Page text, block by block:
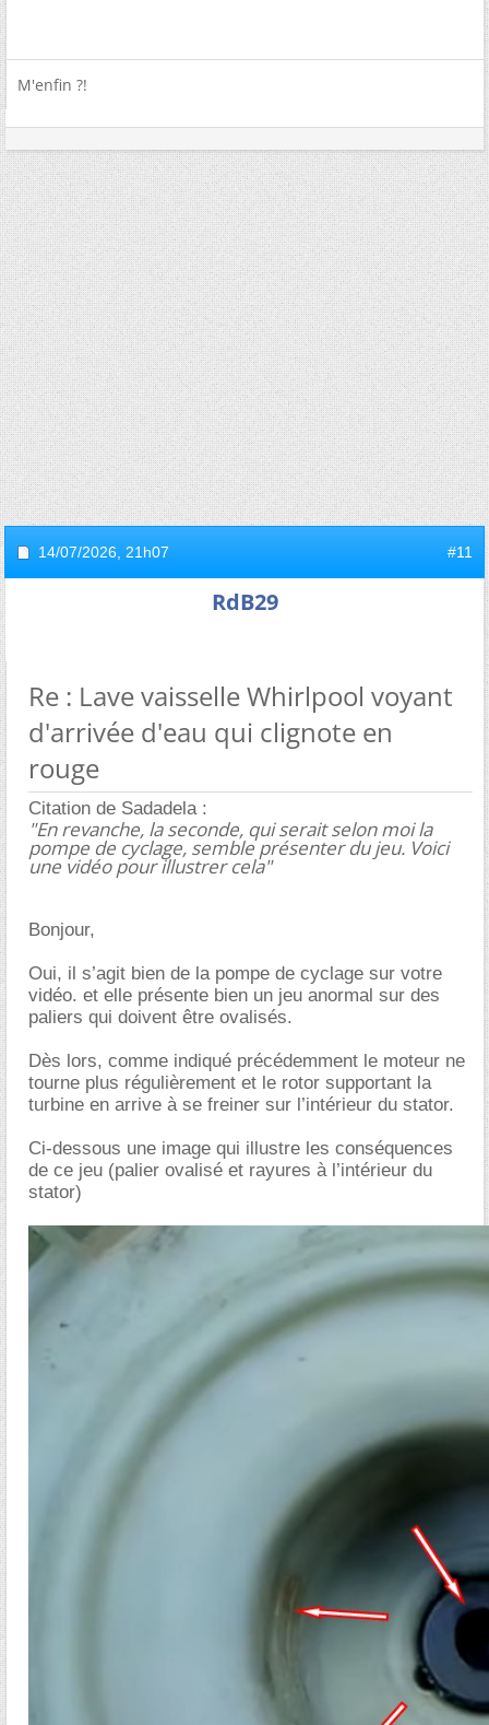
M'enfin ?!
14/07/2026, 21h07 #11
RdB29
Re : Lave vaisselle Whirlpool voyant
d'arrivée d'eau qui clignote en
rouge
Citation de Sadadela :
"En revanche, la seconde, qui serait selon moi la
pompe de cyclage, semble présenter du jeu. Voici
une vidéo pour illustrer cela"
Bonjour,
Oui, il s’agit bien de la pompe de cyclage sur votre
vidéo. et elle présente bien un jeu anormal sur des
paliers qui doivent être ovalisés.
Dès lors, comme indiqué précédemment le moteur ne
tourne plus régulièrement et le rotor supportant la
turbine en arrive à se freiner sur l’intérieur du stator.
Ci-dessous une image qui illustre les conséquences
de ce jeu (palier ovalisé et rayures à l’intérieur du
stator)